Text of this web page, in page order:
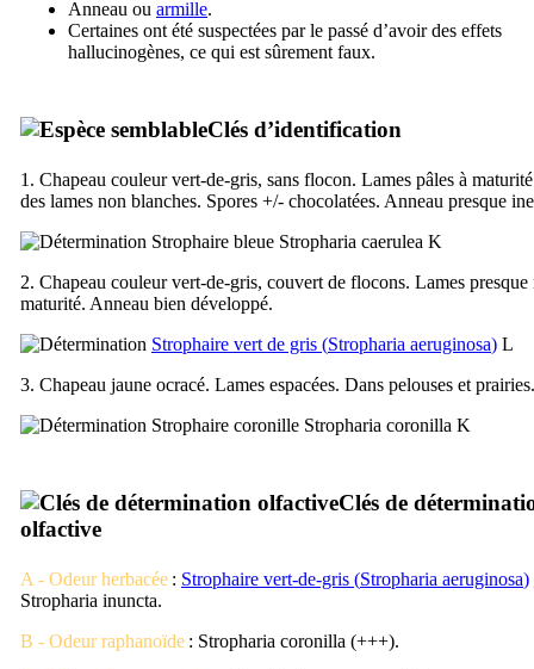
Anneau ou armille.
Certaines ont été suspectées par le passé d’avoir des effets
hallucinogènes, ce qui est sûrement faux.
Clés d’identification
1. Chapeau couleur vert-de-gris, sans flocon. Lames pâles à
des lames non blanches. Spores +/- chocolatées. Anneau presque
Strophaire bleue Stropharia caerulea K
2. Chapeau couleur vert-de-gris, couvert de flocons. Lames presque
maturité. Anneau bien développé.
Strophaire vert de gris (Stropharia aeruginosa) L
3. Chapeau jaune ocracé. Lames espacées. Dans pelouses et prairies.
Strophaire coronille Stropharia coronilla K
Clés de
olfactive
A - Odeur herbacée : Strophaire vert-de-gris (Stropharia aeruginosa)
Stropharia inuncta.
B - Odeur raphanoïde : Stropharia coronilla (+++).